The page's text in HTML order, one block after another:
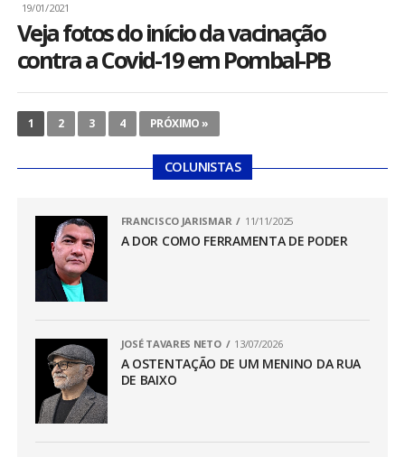
19/01/2021
Veja fotos do início da vacinação
contra a Covid-19 em Pombal-PB
1 2 3 4 PRÓXIMO »
COLUNISTAS
FRANCISCO JARISMAR 11/11/2025
A DOR COMO FERRAMENTA DE PODER
JOSÉ TAVARES NETO 13/07/2026
A OSTENTAÇÃO DE UM MENINO DA RUA
DE BAIXO